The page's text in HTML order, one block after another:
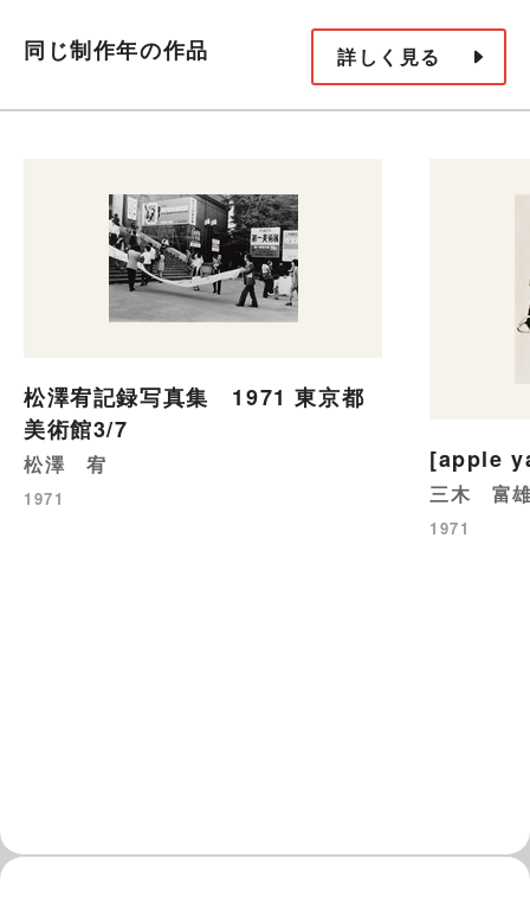
同じ制作年の作品 詳しく見る
松澤宥記録写真集 1971 東京都
美術館3/7
松澤 宥
1971
[apple
三木 富
1971